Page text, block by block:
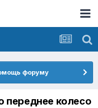
форуму
колесо